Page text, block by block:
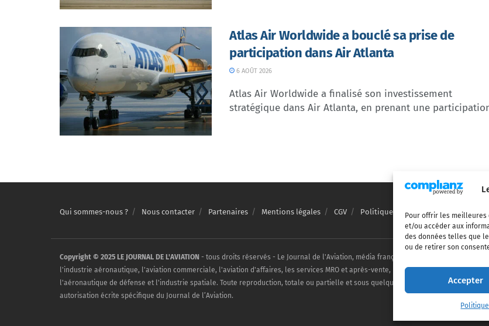
Pour offrir les meilleures
et/ou accéder aux
des données telles que
ou de retirer son
Accepter
Atlas Air Worldwide a bouclé sa prise de
participation dans Air Atlanta
6 AOÛT 2026
Atlas Air Worldwide a finalisé son investissement
stratégique dans Air Atlanta, en prenant une
Qui sommes-nous ? Nous contacter Partenaires Mentions légales CGV Politique de confidentialité
Copyright © 2025 LE JOURNAL DE L'AVIATION - tous droits réservés - Le Journal de l'Aviation, média français de référence couvrant
l'industrie aéronautique, l'aviation commerciale, l'aviation d'affaires, les services MRO et après-vente, le financement et la location
l'aéronautique de défense et l'industrie spatiale. Toute reproduction, totale ou partielle et sous quelque forme ou support que ce
autorisation écrite spécifique du Journal de l’Aviation.